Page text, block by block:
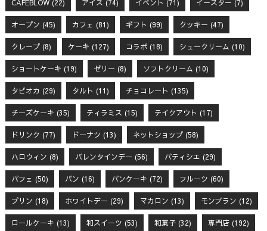
CAFEBLOW(22) アイス (74) イベント (71) イースター (7)
オープン (45) カフェ (81) ギフト (99) クッキー (47)
クレープ(8) ケーキ (127) コラボ(18) シュークリーム (10)
ショートケーキ (19) ゼリー (8) ソフトクリーム (10)
タピオカ (29) タルト (11) チョコレート (135)
チーズケーキ (35) ティラミス (15) テイクアウト (17)
ドリンク (77) ドーナツ (13) ネットショップ(58)
ハロウィン (8) バレンタインデー (56) パティシエ (29)
パフェ (50) パン (16) パンケーキ (72) フルーツ (60)
プリン (18) ホワイトデー (29) マカロン (13) モンブラン (12)
ロールケーキ (13) 和スイーツ (53) 和菓子(32) 専門店(192)